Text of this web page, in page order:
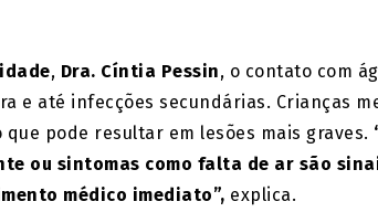
, Dra. Cíntia Pessin, o contato com
e até infecções secundárias. Crianças
pode resultar em lesões mais graves.
ou sintomas como falta de ar são
médico imediato”, explica.